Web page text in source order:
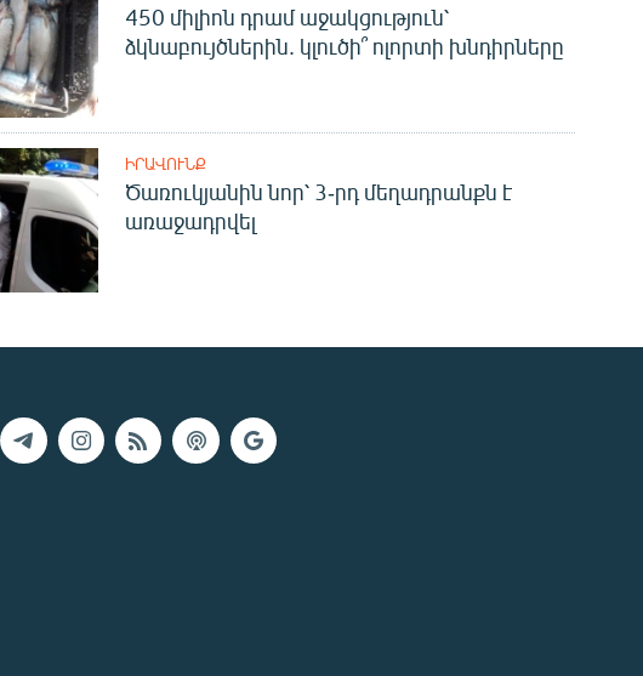
450 միլիոն դրամ աջակցություն՝
ձկնաբույծներին. կլուծի՞ ոլորտի խնդիրները
ԻՐԱՎՈՒՆՔ
Ծառուկյանին նոր՝ 3-րդ մեղադրանքն է
առաջադրվել